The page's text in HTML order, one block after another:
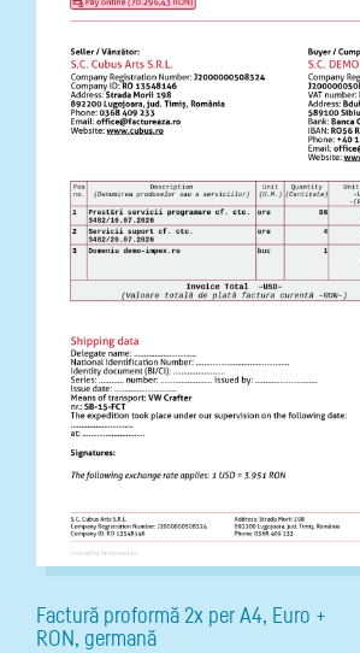
Factură proformă 2x per A4, Euro +
RON, germană